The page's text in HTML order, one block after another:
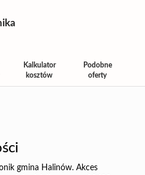
Kalkulator
kosztów
Podobne
oferty
gmina Halinów. Akces